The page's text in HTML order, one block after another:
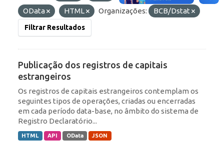
OData
HTML Organizações: BCB/Dstat
Filtrar Resultados
Publicação dos registros de capitais
estrangeiros
Os registros de capitais estrangeiros contemplam os
seguintes tipos de operações, criadas ou encerradas
em cada período data-base, no âmbito do sistema de
Registro Declaratório...
HTML API OData JSON